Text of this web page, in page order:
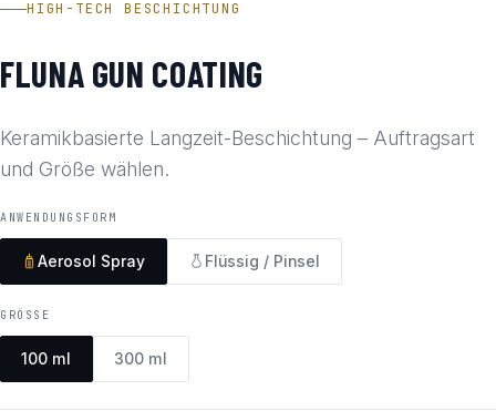
HIGH-TECH BESCHICHTUNG
FLUNA GUN COATING
Keramikbasierte Langzeit-Beschichtung – Auftragsart
und Größe wählen.
ANWENDUNGSFORM
Aerosol Spray Flüssig / Pinsel
GRÖSSE
100 ml 300 ml